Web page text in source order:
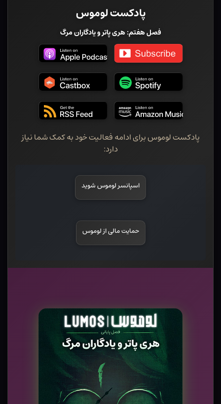
پادکست لوموس
فصل هفتم: هری پاتر و یادگاران مرگ
پادکست لوموس برای ادامه فعالیت خود به کمک شما نیاز
دارد:
اسپانسر لوموس شوید
حمایت مالی از لوموس